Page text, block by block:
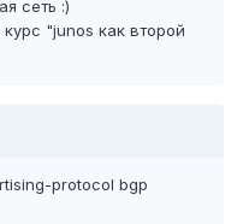
сеть :)
"junos как второй
protocol bgp